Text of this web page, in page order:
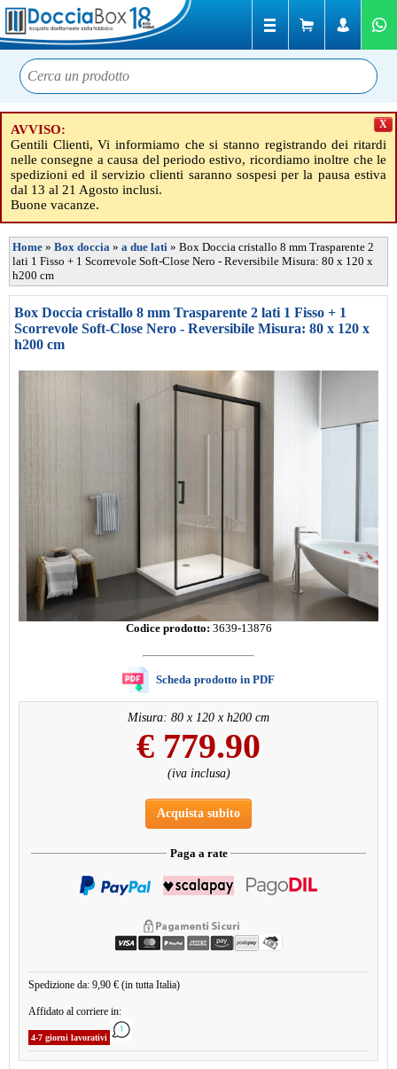
AVVISO:
Gentili Clienti, Vi informiamo che si stanno registrando dei ritardi
nelle consegne a causa del periodo estivo, ricordiamo inoltre che le
spedizioni ed il servizio clienti saranno sospesi per la pausa estiva
dal 13 al 21 Agosto inclusi.
Buone vacanze.
X
Home » Box doccia » a due lati » Box Doccia cristallo 8 mm Trasparente 2
lati 1 Fisso + 1 Scorrevole Soft-Close Nero - Reversibile Misura: 80 x 120 x
h200 cm
Box Doccia cristallo 8 mm Trasparente 2 lati 1 Fisso + 1
Scorrevole Soft-Close Nero - Reversibile Misura: 80 x 120 x
h200 cm
Codice prodotto: 3639-13876
Scheda prodotto in PDF
Misura: 80 x 120 x h200 cm
€ 779.90
(iva inclusa)
Acquista subito
Paga a rate
Spedizione da: 9,90 € (in tutta Italia)
Affidato al corriere in:
4-7 giorni lavorativi